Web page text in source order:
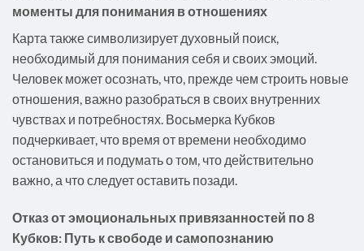
моменты для понимания в отношениях
Карта также символизирует духовный поиск,
необходимый для понимания себя и своих эмоций.
Человек может осознать, что, прежде чем строить новые
отношения, важно разобраться в своих внутренних
чувствах и потребностях. Восьмерка Кубков
подчеркивает, что время от времени необходимо
остановиться и подумать о том, что действительно
важно, а что следует оставить позади.
Отказ от эмоциональных привязанностей по 8
Кубков: Путь к свободе и самопознанию